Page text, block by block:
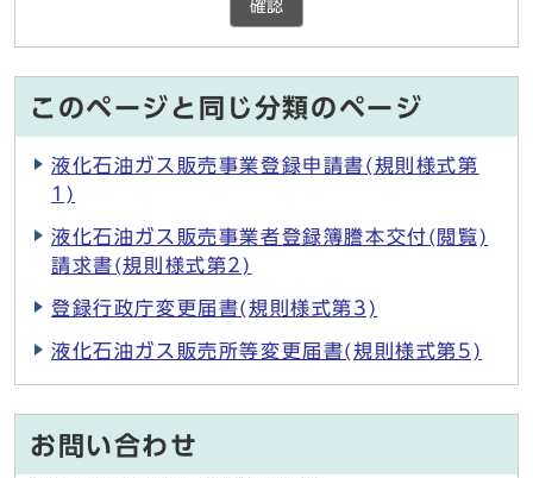
確認
このページと同じ分類のページ
液化石油ガス販売事業登録申請書(規則様式第
1)
液化石油ガス販売事業者登録簿謄本交付(閲覧)
請求書(規則様式第2)
登録行政庁変更届書(規則様式第3)
液化石油ガス販売所等変更届書(規則様式第5)
お問い合わせ